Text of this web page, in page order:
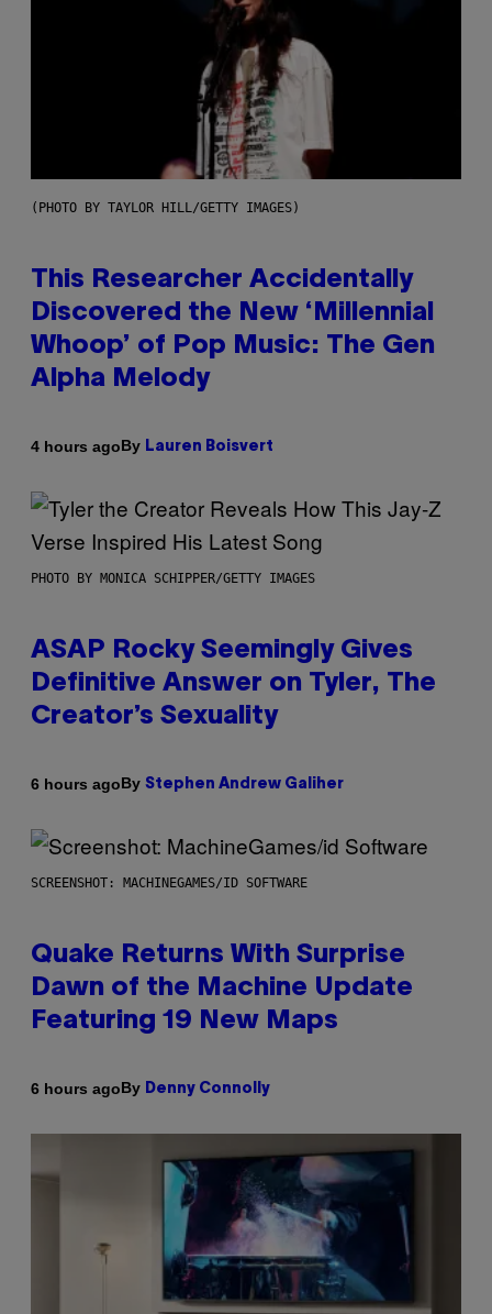
(PHOTO BY TAYLOR HILL/GETTY IMAGES)
This Researcher Accidentally
Discovered the New ‘Millennial
Whoop’ of Pop Music: The Gen
Alpha Melody
4 hours agoBy Lauren Boisvert
PHOTO BY MONICA SCHIPPER/GETTY IMAGES
ASAP Rocky Seemingly Gives
Definitive Answer on Tyler, The
Creator’s Sexuality
6 hours agoBy Stephen Andrew Galiher
SCREENSHOT: MACHINEGAMES/ID SOFTWARE
Quake Returns With Surprise
Dawn of the Machine Update
Featuring 19 New Maps
6 hours agoBy Denny Connolly